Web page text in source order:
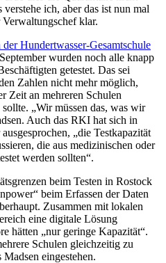
ich, aber das ist nun mal
Verwaltungschef klar.
Hundertwasser-Gesamtschule
wurden noch alle knapp
getestet. Das sei
Zahlen nicht mehr möglich,
Zeit an mehreren Schulen
„Wir müssen das, was wir
Auch das RKI hat sich in
„die Testkapazität
die aus medizinischen oder
werden sollten“.
beim Testen in Rostock
beim Erfassen der Daten
Zusammen mit lokalen
eine digitale Lösung
hätten „nur geringe Kapazität“.
Schulen gleichzeitig zu
eingestehen.